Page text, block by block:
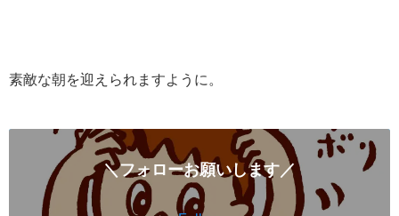
素敵な朝を迎えられますように。
＼フォローお願いします／